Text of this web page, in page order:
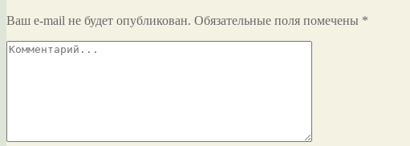
Ваш e-mail не будет опубликован. Обязательные поля помечены *